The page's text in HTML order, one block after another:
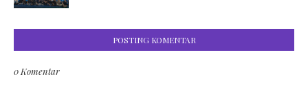
POSTING KOMENTAR
0 Komentar